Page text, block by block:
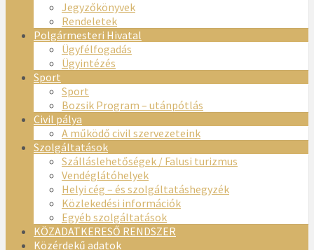
Jegyzőkönyvek
Rendeletek
Polgármesteri Hivatal
Ügyfélfogadás
Ügyintézés
Sport
Sport
Bozsik Program – utánpótlás
Civil pálya
A működő civil szervezeteink
Szolgáltatások
Szálláslehetőségek / Falusi turizmus
Vendéglátóhelyek
Helyi cég – és szolgáltatáshegyzék
Közlekedési információk
Egyéb szolgáltatások
KÖZADATKERESŐ RENDSZER
Közérdekű adatok